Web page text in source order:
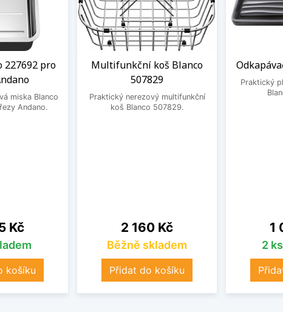
227692 pro
miska Blanco
Andano.
Kč
košíku
Multifunkční koš Blanco
507829
Praktický nerezový multifunkční
koš Blanco 507829.
Cena
2 160 Kč
Běžně skladem
Přidat do košíku
Praktický
1
2